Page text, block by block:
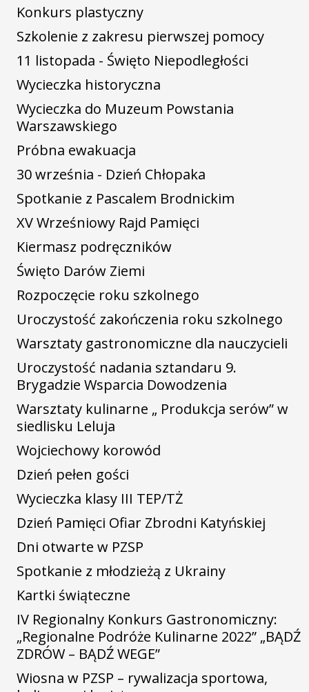
Konkurs plastyczny
Szkolenie z zakresu pierwszej pomocy
11 listopada - Święto Niepodległości
Wycieczka historyczna
Wycieczka do Muzeum Powstania
Warszawskiego
Próbna ewakuacja
30 września - Dzień Chłopaka
Spotkanie z Pascalem Brodnickim
XV Wrześniowy Rajd Pamięci
Kiermasz podręczników
Święto Darów Ziemi
Rozpoczęcie roku szkolnego
Uroczystość zakończenia roku szkolnego
Warsztaty gastronomiczne dla nauczycieli
Uroczystość nadania sztandaru 9.
Brygadzie Wsparcia Dowodzenia
Warsztaty kulinarne „ Produkcja serów” w
siedlisku Leluja
Wojciechowy korowód
Dzień pełen gości
Wycieczka klasy III TEP/TŻ
Dzień Pamięci Ofiar Zbrodni Katyńskiej
Dni otwarte w PZSP
Spotkanie z młodzieżą z Ukrainy
Kartki świąteczne
IV Regionalny Konkurs Gastronomiczny:
„Regionalne Podróże Kulinarne 2022” „BĄDŹ
ZDRÓW – BĄDŹ WEGE”
Wiosna w PZSP – rywalizacja sportowa,